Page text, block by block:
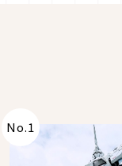
No.1